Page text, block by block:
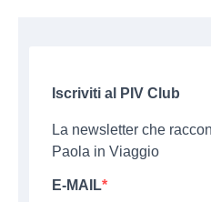
Iscriviti al PIV Club
La newsletter che
Paola in Viaggio
E-MAIL